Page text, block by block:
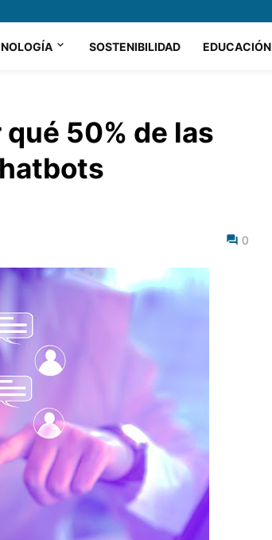
SOSTENIBILIDAD EDUCACIÓN
50% de las
0